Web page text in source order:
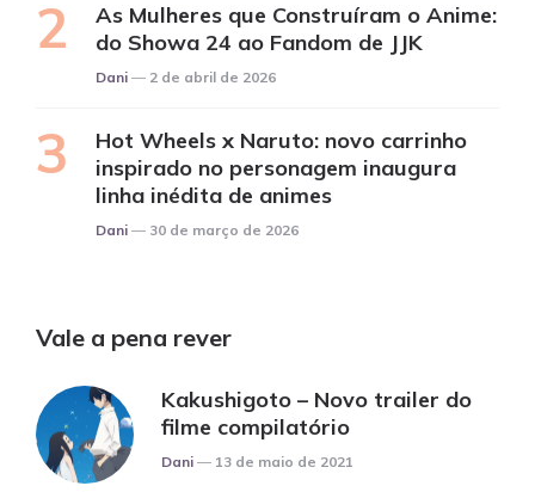
As Mulheres que Construíram o Anime:
do Showa 24 ao Fandom de JJK
Posted
Dani 2 de abril de 2026
Hot Wheels x Naruto: novo carrinho
inspirado no personagem inaugura
linha inédita de animes
Posted
Dani 30 de março de 2026
Vale a pena rever
Kakushigoto – Novo trailer do
filme compilatório
Posted
Dani 13 de maio de 2021